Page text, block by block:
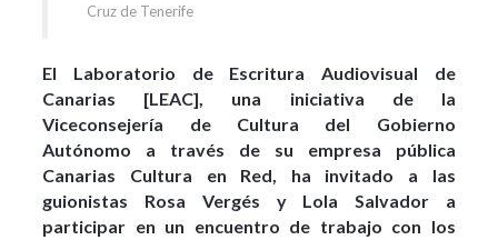
Cruz de Tenerife
El Laboratorio de Escritura Audiovisual de
Canarias [LEAC], una iniciativa de la
Viceconsejería de Cultura del Gobierno
Autónomo a través de su empresa pública
Canarias Cultura en Red, ha invitado a las
guionistas Rosa Vergés y Lola Salvador a
participar en un encuentro de trabajo con los